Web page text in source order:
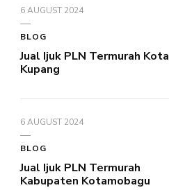
6 AUGUST 2024
BLOG
Jual Ijuk PLN Termurah Kota
Kupang
6 AUGUST 2024
BLOG
Jual Ijuk PLN Termurah
Kabupaten Kotamobagu